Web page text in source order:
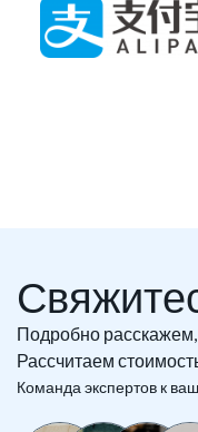
Подробно
Рассчитаем
Команда экспертов к